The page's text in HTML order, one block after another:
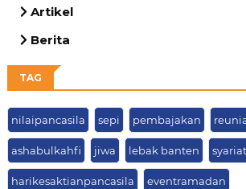
Artikel
Berita
TAG
nilaipancasila sepi pembajakan
ashabulkahfi jiwa lebak banten
harikesaktianpancasila eventramadan